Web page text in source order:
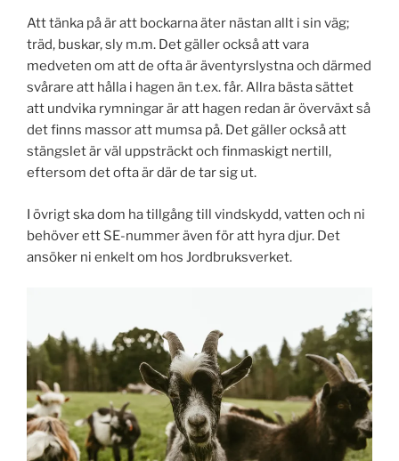
Att tänka på är att bockarna äter nästan allt i sin väg;
träd, buskar, sly m.m. Det gäller också att vara
medveten om att de ofta är äventyrslystna och därmed
svårare att hålla i hagen än t.ex. får. Allra bästa sättet
att undvika rymningar är att hagen redan är överväxt så
det finns massor att mumsa på. Det gäller också att
stängslet är väl uppsträckt och finmaskigt nertill,
eftersom det ofta är där de tar sig ut.
I övrigt ska dom ha tillgång till vindskydd, vatten och ni
behöver ett SE-nummer även för att hyra djur. Det
ansöker ni enkelt om hos Jordbruksverket.